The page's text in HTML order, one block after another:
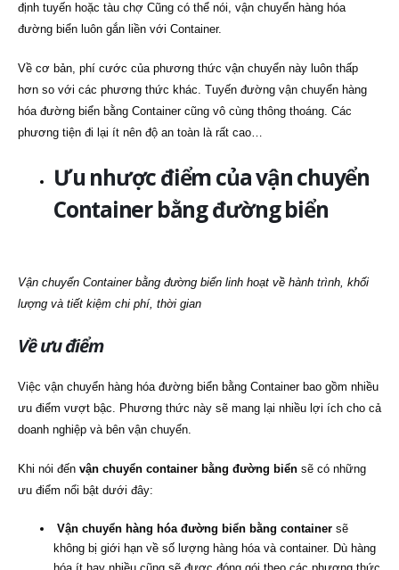
định tuyến hoặc tàu chợ Cũng có thể nói, vận chuyển hàng hóa
đường biển luôn gắn liền với Container.
Về cơ bản, phí cước của phương thức vận chuyển này luôn thấp
hơn so với các phương thức khác. Tuyến đường vận chuyển hàng
hóa đường biển bằng Container cũng vô cùng thông thoáng. Các
phương tiện đi lại ít nên độ an toàn là rất cao…
Ưu nhược điểm của vận chuyển
Container bằng đường biển
Vận chuyển Container bằng đường biển linh hoạt về hành trình, khối
lượng và tiết kiệm chi phí, thời gian
Về ưu điểm
Việc vận chuyển hàng hóa đường biển bằng Container bao gồm nhiều
ưu điểm vượt bậc. Phương thức này sẽ mang lại nhiều lợi ích cho cả
doanh nghiệp và bên vận chuyển.
Khi nói đến vận chuyển container bằng đường biển sẽ có những
ưu điểm nổi bật dưới đây:
Vận chuyển hàng hóa đường biển bằng container sẽ
không bị giới hạn về số lượng hàng hóa và container. Dù hàng